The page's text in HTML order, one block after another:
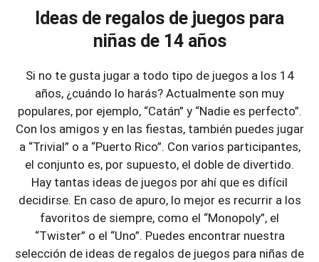
Ideas de regalos de juegos para
niñas de 14 años
Si no te gusta jugar a todo tipo de juegos a los 14
años, ¿cuándo lo harás? Actualmente son muy
populares, por ejemplo, “Catán” y “Nadie es perfecto”.
Con los amigos y en las fiestas, también puedes jugar
a “Trivial” o a “Puerto Rico”. Con varios participantes,
el conjunto es, por supuesto, el doble de divertido.
Hay tantas ideas de juegos por ahí que es difícil
decidirse. En caso de apuro, lo mejor es recurrir a los
favoritos de siempre, como el “Monopoly”, el
“Twister” o el “Uno”. Puedes encontrar nuestra
selección de ideas de regalos de juegos para niñas de